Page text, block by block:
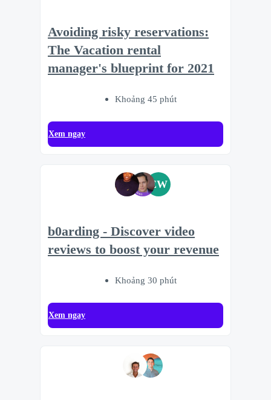
Avoiding risky reservations:
The Vacation rental
manager's blueprint for 2021
Khoảng 45 phút
Xem ngay
EW
b0arding - Discover video
reviews to boost your revenue
Khoảng 30 phút
Xem ngay